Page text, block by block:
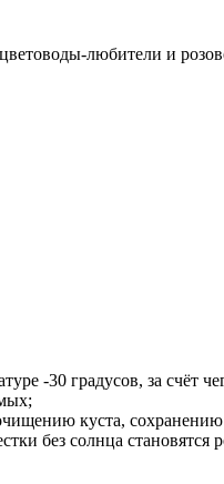
любители и
-30 градусов, за счёт
куста,
без солнца